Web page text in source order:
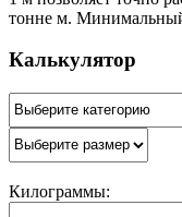
тонне м.
Калькулятор
Килограммы: